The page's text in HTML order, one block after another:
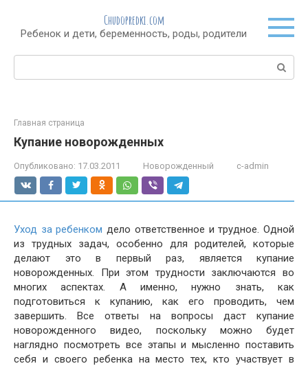
контенту
Chudopredki.com
Ребенок и дети, беременность, роды, родители
Поиск:
Главная страница
Купание новорожденных
Опубликовано: 17.03.2011 Новорожденный c-admin
Уход за ребенком дело ответственное и трудное. Одной
из трудных задач, особенно для родителей, которые
делают это в первый раз, является купание
новорожденных. При этом трудности заключаются во
многих аспектах. А именно, нужно знать, как
подготовиться к купанию, как его проводить, чем
завершить. Все ответы на вопросы даст купание
новорожденного видео, поскольку можно будет
наглядно посмотреть все этапы и мысленно поставить
себя и своего ребенка на место тех, кто участвует в